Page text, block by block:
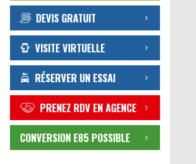
DEVIS GRATUIT
VISITE VIRTUELLE
RÉSERVER UN ESSAI
PRENEZ RDV EN AGENCE
CONVERSION E85 POSSIBLE